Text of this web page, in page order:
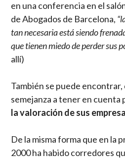
en una conferencia en el
de Abogados de Barcelona,
tan necesaria está siendo
que tienen miedo de perder sus
allí)
También se puede
semejanza a tener en cuenta
la valoración de sus
De la misma forma que en la
2000 ha habido corredores